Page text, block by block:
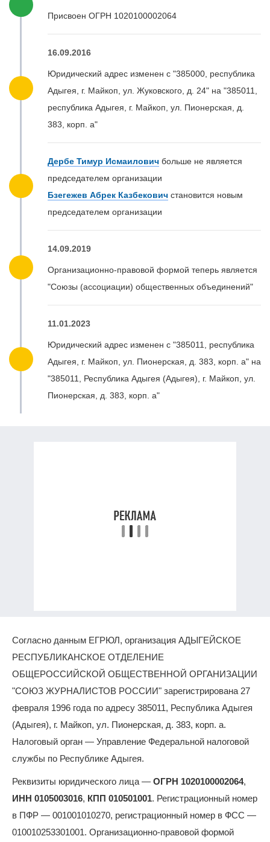
Присвоен ОГРН 1020100002064
16.09.2016
Юридический адрес изменен с "385000, республика
Адыгея, г. Майкоп, ул. Жуковского, д. 24" на "385011,
республика Адыгея, г. Майкоп, ул. Пионерская, д.
383, корп. а"
Дербе Тимур Исмаилович больше не является
председателем организации
Бзегежев Абрек Казбекович становится новым
председателем организации
14.09.2019
Организационно-правовой формой теперь является
"Союзы (ассоциации) общественных объединений"
11.01.2023
Юридический адрес изменен с "385011, республика
Адыгея, г. Майкоп, ул. Пионерская, д. 383, корп. а" на
"385011, Республика Адыгея (Адыгея), г. Майкоп, ул.
Пионерская, д. 383, корп. а"
Согласно данным ЕГРЮЛ, организация АДЫГЕЙСКОЕ
РЕСПУБЛИКАНСКОЕ ОТДЕЛЕНИЕ
ОБЩЕРОССИЙСКОЙ ОБЩЕСТВЕННОЙ ОРГАНИЗАЦИИ
"СОЮЗ ЖУРНАЛИСТОВ РОССИИ" зарегистрирована 27
февраля 1996 года по адресу 385011, Республика Адыгея
(Адыгея), г. Майкоп, ул. Пионерская, д. 383, корп. а.
Налоговый орган — Управление Федеральной налоговой
службы по Республике Адыгея.
Реквизиты юридического лица — ОГРН 1020100002064,
ИНН 0105003016, КПП 010501001. Регистрационный номер
в ПФР — 001001010270, регистрационный номер в ФСС —
010010253301001. Организационно-правовой формой